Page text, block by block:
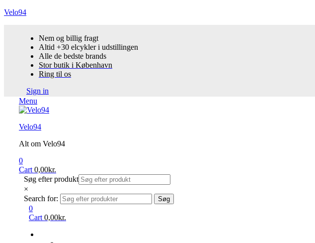
Velo94
Nem og billig fragt
Altid +30 elcykler i udstillingen
Alle de bedste brands
Stor butik i København
Ring til os
Sign in
Menu
Velo94
Alt om Velo94
0
Cart 0,00kr.
Søg efter produkt
×
Search for:
Søg
0
Cart 0,00kr.